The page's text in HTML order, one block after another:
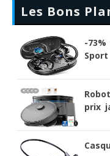
Les Bons
-
prix